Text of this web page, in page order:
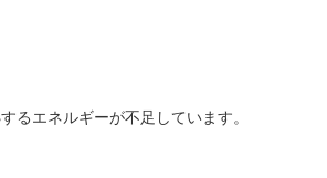
るエネルギーが不足しています。